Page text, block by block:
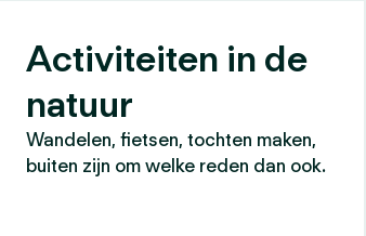
Activiteiten in de
natuur
Wandelen, fietsen, tochten maken,
buiten zijn om welke reden dan ook.